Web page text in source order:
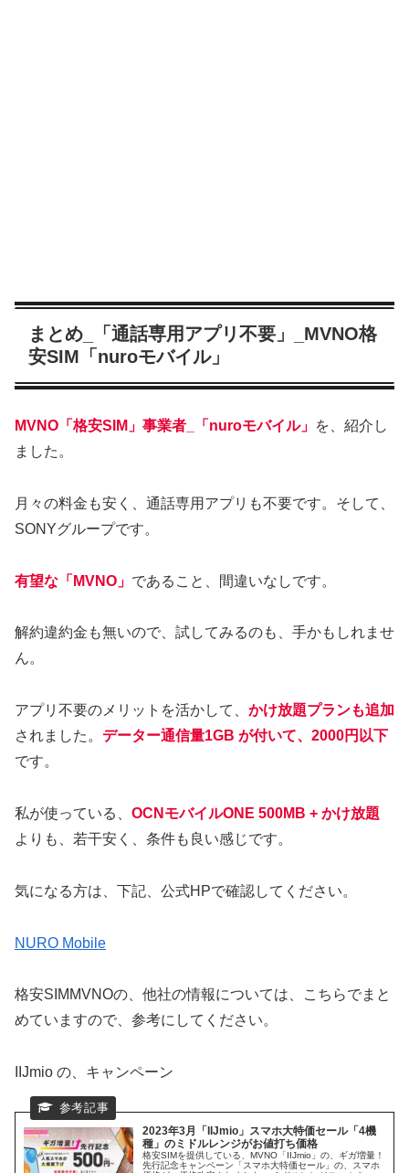
まとめ_「通話専用アプリ不要」_MVNO格
安SIM「nuroモバイル」
MVNO「格安SIM」事業者_「nuroモバイル」 を、紹介し
ました。
月々の料金も安く、通話専用アプリも不要です。そして、
SONYグループです。
有望な「MVNO」 であること、間違いなしです。
解約違約金も無いので、試してみるのも、手かもしれませ
ん。
アプリ不要のメリットを活かして、 かけ放題プランも追加
されました。 データー通信量1GB が付いて、2000円以下
です。
私が使っている、 OCNモバイルONE 500MB + かけ放題
よりも、若干安く、条件も良い感じです。
気になる方は、下記、公式HPで確認してください。
NURO Mobile
格安SIMMVNOの、他社の情報については、こちらでまと
めていますので、参考にしてください。
IIJmio の、キャンペーン
2023年3月「IIJmio」スマホ大特価セール「4機
種」のミドルレンジがお値打ち価格
格安SIMを提供している、MVNO「IIJmio」の、ギガ増量！
先行記念キャンペーン「スマホ大特価セール」の、スマホ